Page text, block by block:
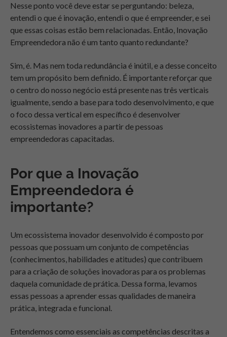
Nesse ponto você deve estar se perguntando: beleza,
entendi o que é inovação, entendi o que é empreender, e sei
que essas coisas estão bem relacionadas. Então, Inovação
Empreendedora não é um tanto quanto redundante?
Sim, é. Mas nem toda redundância é inútil, e a desse conceito
tem um propósito bem definido. É importante reforçar que
o centro do nosso negócio está presente nas três verticais
igualmente, sendo a base para todo desenvolvimento, e que
o foco dessa vertical em específico é desenvolver
ecossistemas inovadores a partir de pessoas
empreendedoras capacitadas.
Por que a Inovação
Empreendedora é
importante?
Um ecossistema inovador desenvolvido é composto por
pessoas que possuam um conjunto de competências
(conhecimentos, habilidades e atitudes) que contribuem
para a criação de soluções inovadoras para os problemas
daquela comunidade de prática. Dessa forma, levamos
essas pessoas a aprender essas qualidades de maneira
prática, integrada e funcional.
Entendemos como essenciais as competências descritas a